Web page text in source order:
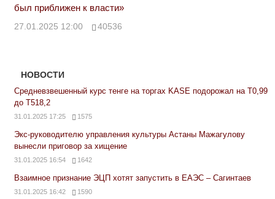
был приближен к власти»
27.01.2025 12:00 40536
НОВОСТИ
Средневзвешенный курс тенге на торгах KASE подорожал на Т0,99
до Т518,2
31.01.2025 17:25 1575
Экс-руководителю управления культуры Астаны Мажагулову
вынесли приговор за хищение
31.01.2025 16:54 1642
Взаимное признание ЭЦП хотят запустить в ЕАЭС – Сагинтаев
31.01.2025 16:42 1590